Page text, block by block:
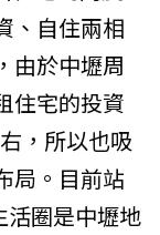
、自住兩相
由於中壢周
住宅的投資
，所以也吸
局。目前站
活圈是中壢地